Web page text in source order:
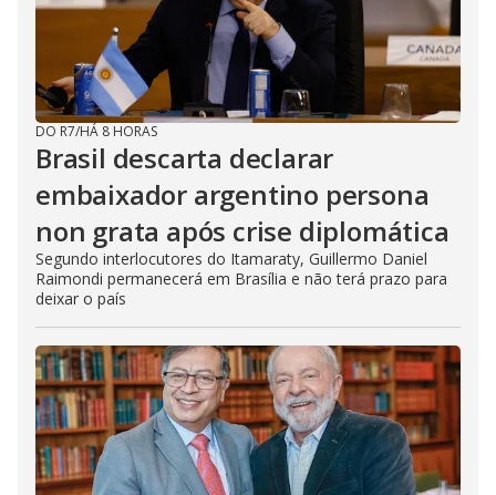
DO R7/HÁ 8 HORAS
Brasil descarta declarar
embaixador argentino persona
non grata após crise diplomática
Segundo interlocutores do Itamaraty, Guillermo Daniel
Raimondi permanecerá em Brasília e não terá prazo para
deixar o país